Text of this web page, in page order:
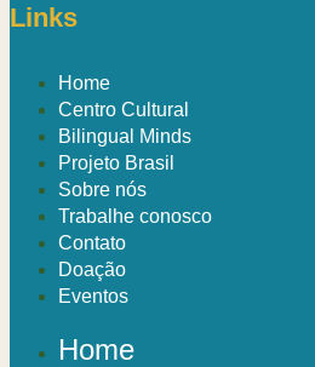
Links
Home
Centro Cultural
Bilingual Minds
Projeto Brasil
Sobre nós
Trabalhe conosco
Contato
Doação
Eventos
Home